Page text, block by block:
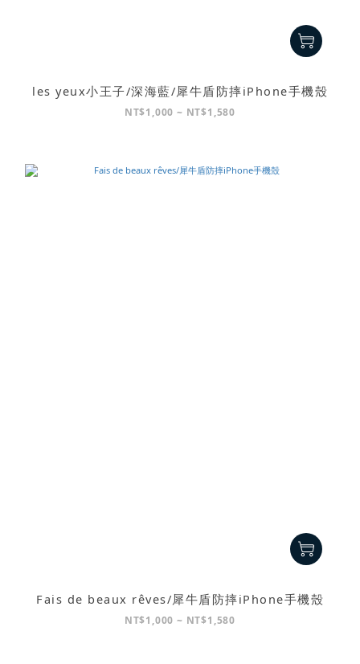
les yeux小王子/深海藍/犀牛盾防摔iPhone手機殼
NT$1,000 ~ NT$1,580
Fais de beaux rêves/犀牛盾防摔iPhone手機殼
NT$1,000 ~ NT$1,580